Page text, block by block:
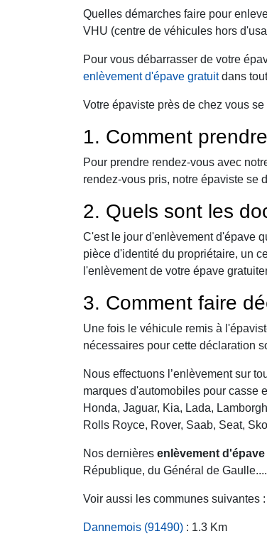
Quelles démarches faire pour
VHU (centre de véhicules hors
Pour vous débarrasser de votre
enlèvement d'épave gratuitdans
Votre épaviste près de chez vous
1. Comment
Pour prendre rendez-vous avec
rendez-vous pris, notre épaviste se
2. Quels sont les
C'est le jour d'enlèvement d'épave
pièce d'identité du propriétaire, un
l'enlèvement de votre épave
3. Comment faire
Une fois le véhicule remis à
nécessaires pour cette déclaration
Nous effectuons l’enlèvement sur
marques d'automobiles pour casse
Honda, Jaguar, Kia, Lada,
Rolls Royce, Rover, Saab, Seat,
Nos dernières enlèvement
République, du Général de Gaulle....
Voir aussi les communes suivantes :
Dannemois (91490) : 1.3 Km